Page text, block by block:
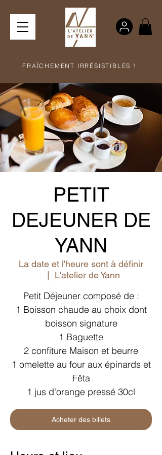
FRAÎCHEMENT IRRÉSISTIBLES !
PETIT
DEJEUNER DE
YANN
La date et l'heure sont à définir
L'atelier de Yann
Petit Déjeuner composé de :
1 Boisson chaude au choix dont
boisson signature
1 Baguette
2 confiture Maison et beurre
1 omelette au four aux épinards et
Fêta
1 jus d'orange pressé 30cl
Acheter des billets